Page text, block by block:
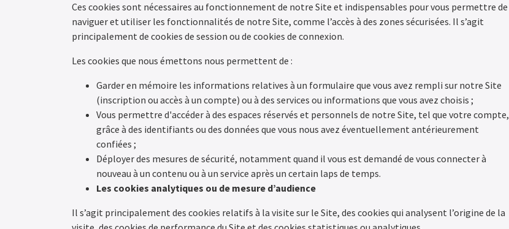
Ces cookies sont nécessaires au fonctionnement de notre Site et indispensables pour vous permettre de
naviguer et utiliser les fonctionnalités de notre Site, comme l’accès à des zones sécurisées. Il s’agit
principalement de cookies de session ou de cookies de connexion.
Les cookies que nous émettons nous permettent de :
Garder en mémoire les informations relatives à un formulaire que vous avez rempli sur notre Site
(inscription ou accès à un compte) ou à des services ou informations que vous avez choisis ;
Vous permettre d'accéder à des espaces réservés et personnels de notre Site, tel que votre compte,
grâce à des identifiants ou des données que vous nous avez éventuellement antérieurement
confiées ;
Déployer des mesures de sécurité, notamment quand il vous est demandé de vous connecter à
nouveau à un contenu ou à un service après un certain laps de temps.
Les cookies analytiques ou de mesure d’audience
Il s’agit principalement des cookies relatifs à la visite sur le Site, des cookies qui analysent l’origine de la